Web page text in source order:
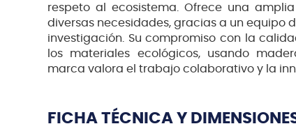
respeto al ecosistema. Ofrece una
diversas necesidades, gracias a un equipo
investigación. Su compromiso con la
los materiales ecológicos, usando
marca valora el trabajo colaborativo y la
FICHA TÉCNICA Y